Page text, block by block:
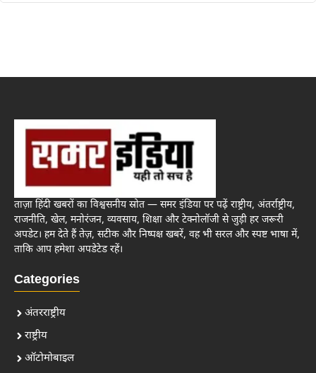
ताज़ा हिंदी खबरों का विश्वसनीय स्रोत — समर इंडिया पर पढ़ें राष्ट्रीय, अंतर्राष्ट्रीय,
राजनीति, खेल, मनोरंजन, व्यवसाय, शिक्षा और टेक्नोलॉजी से जुड़ी हर जरूरी
अपडेट। हम देते हैं तेज़, सटीक और निष्पक्ष खबरें, वह भी सरल और स्पष्ट भाषा में,
ताकि आप हमेशा अपडेटेड रहें।
Categories
अंतरराष्ट्रीय
राष्ट्रीय
ऑटोमोबाइल